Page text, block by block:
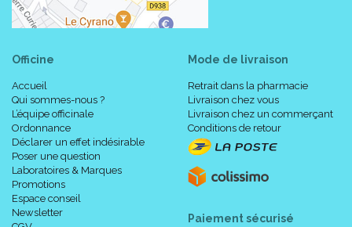
Officine
Accueil
Qui sommes-nous ?
L’équipe officinale
Ordonnance
Déclarer un effet indésirable
Poser une question
Laboratoires & Marques
Promotions
Espace conseil
Newsletter
Mode de livraison
Retrait dans la pharmacie
Livraison chez vous
Livraison chez un commerçant
Conditions de retour
Paiement sécurisé